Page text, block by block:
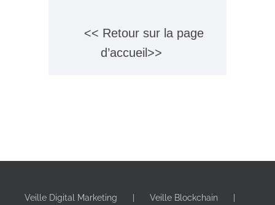
<< Retour sur la page
d’accueil>>
Veille Digital Marketing
Veille Blockchain